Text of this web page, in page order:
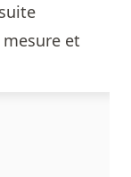
et